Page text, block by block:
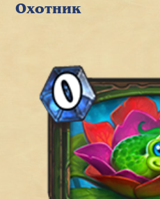
Охотник